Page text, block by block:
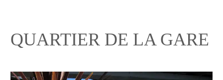
QUARTIER DE LA GARE